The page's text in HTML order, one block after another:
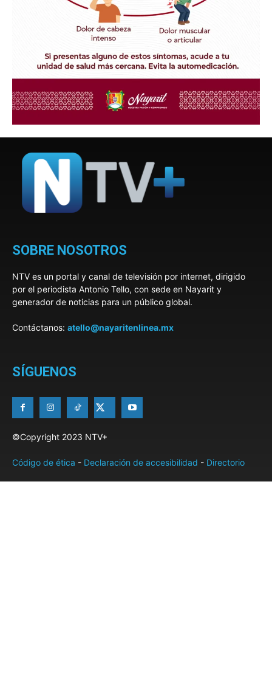
SOBRE NOSOTROS
NTV es un portal y canal de televisión por internet, dirigido
por el periodista Antonio Tello, con sede en Nayarit y
generador de noticias para un público global.
Contáctanos: atello@nayaritenlinea.mx
SÍGUENOS
©Copyright 2023 NTV+
Código de ética - Declaración de accesibilidad - Directorio